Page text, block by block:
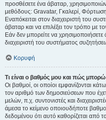
προσθέσετε ένα άβαταρ,
μεθόδους: Gravatar, Γκαλερί,
Εναπόκειται στον διαχειριστή του
άβαταρ και να επιλέξει τον τρόπο με
Εάν δεν μπορείτε να
διαχειριστή του συστήματος
Κορυφή
Τι είναι ο βαθμός μου και πώς
Οι βαθμοί, οι οποίοι εμφανίζονται
τον αριθμό των δημοσιεύσεων που
μελών, π.χ. συντονιστές και
άμεσα το κείμενο οποιουδήποτε
δεδομένου ότι αυτό καθορίζεται από